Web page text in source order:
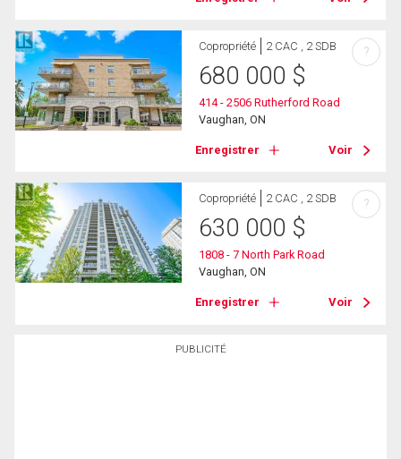
PUBLICITÉ
Copropriété 2 CAC , 2 SDB
680 000 $
414 - 2506 Rutherford Road
Vaughan, ON
Enregistrer Voir
?
Copropriété 2 CAC , 2 SDB
630 000 $
1808 - 7 North Park Road
Vaughan, ON
Enregistrer Voir
?